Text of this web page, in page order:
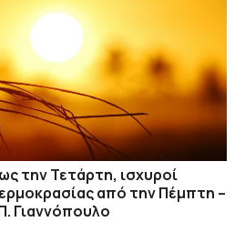
την Τετάρτη, ισχυροί
από την Πέμπτη –
Γιαννόπουλο